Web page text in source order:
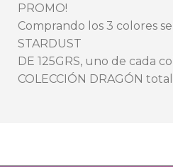
PROMO!
Comprando los 3 colores
STARDUST
DE 125GRS, uno de cada
COLECCIÓN DRAGÓN